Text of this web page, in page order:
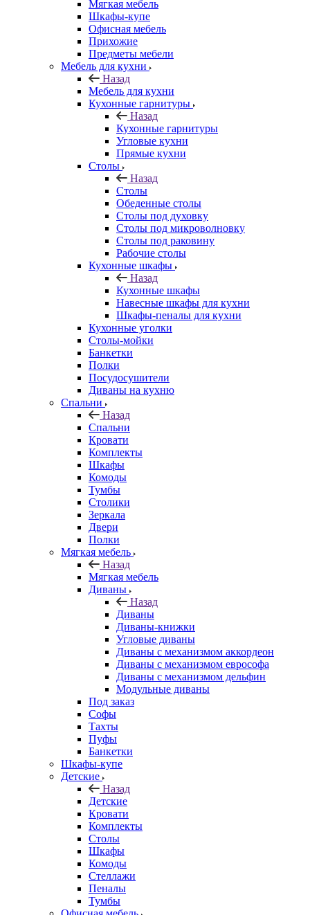
Мягкая мебель
Шкафы-купе
Офисная мебель
Прихожие
Предметы мебели
Мебель для кухни
Назад
Мебель для кухни
Кухонные гарнитуры
Назад
Кухонные гарнитуры
Угловые кухни
Прямые кухни
Столы
Назад
Столы
Обеденные столы
Столы под духовку
Столы под микроволновку
Столы под раковину
Рабочие столы
Кухонные шкафы
Назад
Кухонные шкафы
Навесные шкафы для кухни
Шкафы-пеналы для кухни
Кухонные уголки
Столы-мойки
Банкетки
Полки
Посудосушители
Диваны на кухню
Спальни
Назад
Спальни
Кровати
Комплекты
Шкафы
Комоды
Тумбы
Столики
Зеркала
Двери
Полки
Мягкая мебель
Назад
Мягкая мебель
Диваны
Назад
Диваны
Диваны-книжки
Угловые диваны
Диваны с механизмом аккордеон
Диваны с механизмом еврософа
Диваны с механизмом дельфин
Модульные диваны
Под заказ
Софы
Тахты
Пуфы
Банкетки
Шкафы-купе
Детские
Назад
Детские
Кровати
Комплекты
Столы
Шкафы
Комоды
Стеллажи
Пеналы
Тумбы